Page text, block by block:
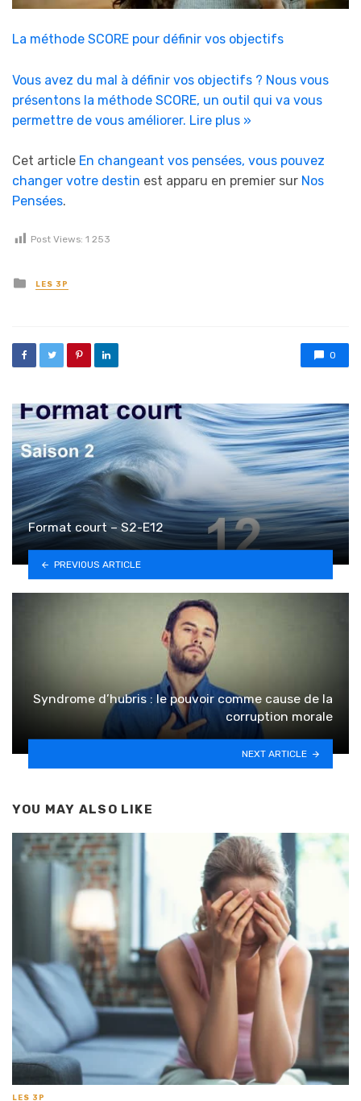
La méthode SCORE pour définir vos objectifs
Vous avez du mal à définir vos objectifs ? Nous vous
présentons la méthode SCORE, un outil qui va vous
permettre de vous améliorer. Lire plus »
Cet article En changeant vos pensées, vous pouvez
changer votre destin est apparu en premier sur Nos
Pensées.
Post Views: 1 253
Posted in
LES 3P
0
Format court – S2-E12
PREVIOUS ARTICLE
Syndrome d’hubris : le pouvoir comme cause de la
corruption morale
NEXT ARTICLE
YOU MAY ALSO LIKE
LES 3P